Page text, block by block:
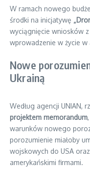
W ramach nowego
środki na inicjatywę
wyciągnięcie wniosków
wprowadzenie w życie w
Nowe
Ukrainą
Według agencji UNIAN,
projektem memorandum
warunków nowego
porozumienie miałoby
wojskowych do USA
amerykańskimi firmami.